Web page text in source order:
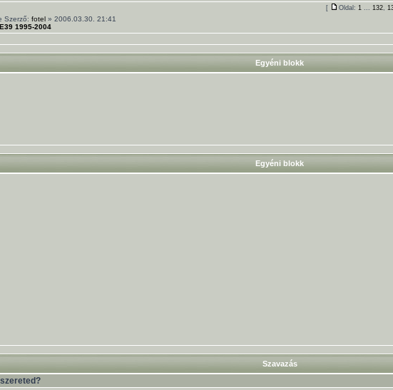
[ Oldal: 1 ... 132,
Szerző: fotel » 2006.03.30. 21:41
E39 1995-2004
Egyéni blokk
Egyéni blokk
Szavazás